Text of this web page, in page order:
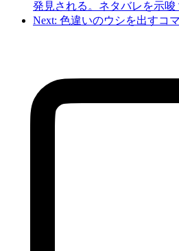
発見される。ネタバレを示唆
Next: 色違いのウシを出すコ